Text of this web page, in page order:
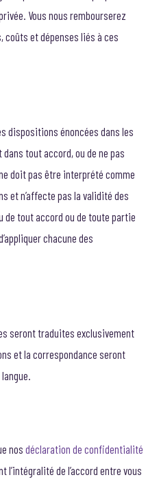
Vous nous rembourserez
coûts et dépenses liés à ces
dispositions énoncées dans les
tout accord, ou de ne pas
doit pas être interprété comme
et n’affecte pas la validité des
de tout accord ou de toute partie
chacune des
seront traduites exclusivement
et la correspondance seront
nos déclaration de confidentialité
l’intégralité de l’accord entre vous